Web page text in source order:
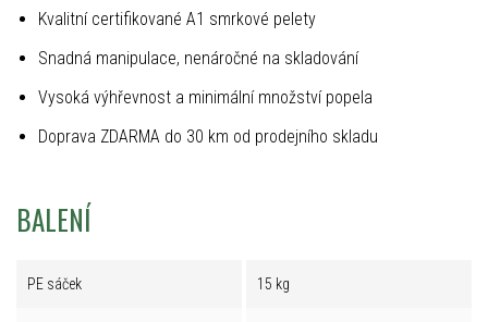
Kvalitní certifikované A1 smrkové pelety
Snadná manipulace, nenáročné na skladování
Vysoká výhřevnost a minimální množství popela
Doprava ZDARMA do 30 km od prodejního skladu
BALENÍ
PE sáček 15 kg